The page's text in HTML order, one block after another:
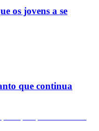
os jovens a se
que continua